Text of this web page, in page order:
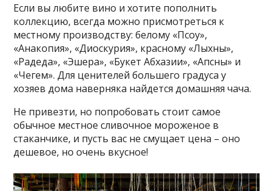
Если вы любите вино и хотите пополнить
коллекцию, всегда можно присмотреться к
местному производству: белому «Псоу»,
«Анакопия», «Диоскурия», красному «Лыхны»,
«Радеда», «Эшера», «Букет Абхазии», «Апсны» и
«Чегем». Для ценителей большего градуса у
хозяев дома наверняка найдется домашняя чача.
Не привезти, но попробовать стоит самое
обычное местное сливочное мороженое в
стаканчике, и пусть вас не смущает цена – оно
дешевое, но очень вкусное!